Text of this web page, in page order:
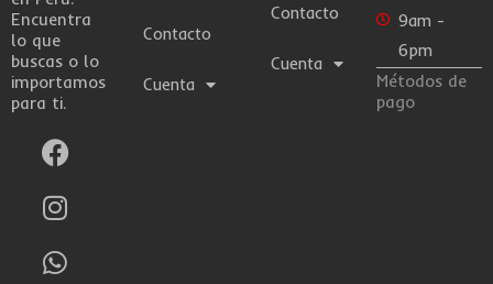
Encuentra
lo que
buscas o lo
importamos
para ti.
F
a
c
e
b
o
I
n
s
t
a
g
W
h
a
t
s
a
Contacto
Cuenta
Contacto
Cuenta
9am -
6pm
Métodos de
pago